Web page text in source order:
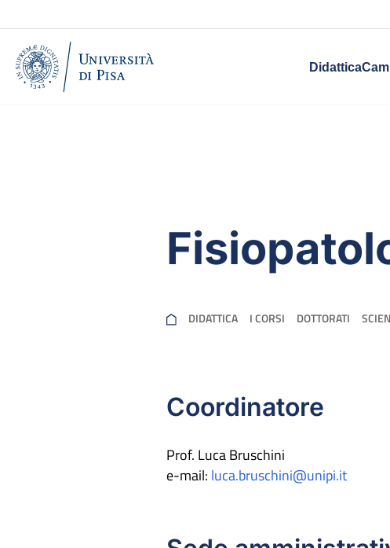
Didattica
DIDATTICA I CORSI DOTTORATI
Coordinatore
Prof. Luca Bruschini
e-mail: luca.bruschini@unipi.it